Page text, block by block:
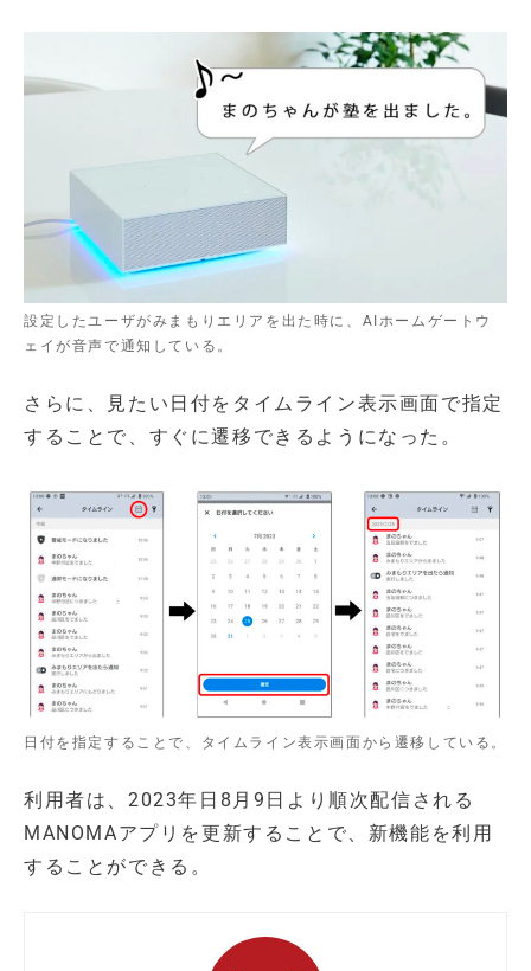
設定したユーザがみまもりエリアを出た時に、AIホームゲートウ
ェイが音声で通知している。
さらに、見たい日付をタイムライン表示画面で指定
することで、すぐに遷移できるようになった。
日付を指定することで、タイムライン表示画面から遷移している。
利用者は、2023年日8月9日より順次配信される
MANOMAアプリを更新することで、新機能を利用
することができる。